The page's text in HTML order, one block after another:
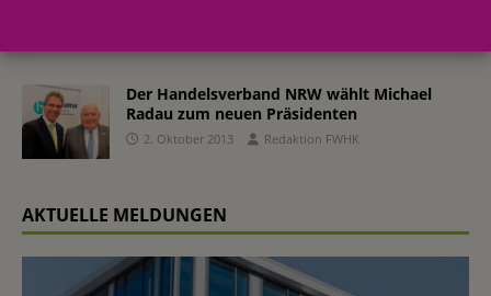
Der Handelsverband NRW wählt Michael
Radau zum neuen Präsidenten
2. Oktober 2013 Redaktion FWHK
AKTUELLE MELDUNGEN